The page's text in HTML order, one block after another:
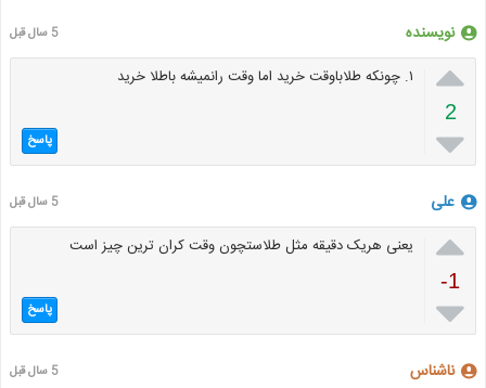
نویسنده 5 سال قبل

2

۱. چونکه طلاباوقت خرید اما وقت رانمیشه باطلا خرید
پاسخ
علی 5 سال قبل

-1

یعنی هریک دقیقه مثل طلاستچون وقت کران ترین چیز است
پاسخ
ناشناس 5 سال قبل